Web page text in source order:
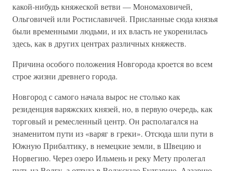
какой-нибудь княжеской ветви — Мономаховичей,
Ольговичей или Ростиславичей. Присланные сюда князья
были временными людьми, и их власть не укоренилась
здесь, как в других центрах различных княжеств.
Причина особого положения Новгорода кроется во всем
строе жизни древнего города.
Новгород с самого начала вырос не столько как
резиденция варяжских князей, но, в первую очередь, как
торговый и ремесленный центр. Он располагался на
знаменитом пути из «варяг в греки». Отсюда шли пути в
Южную Прибалтику, в немецкие земли, в Швецию и
Норвегию. Через озеро Ильмень и реку Мету пролегал